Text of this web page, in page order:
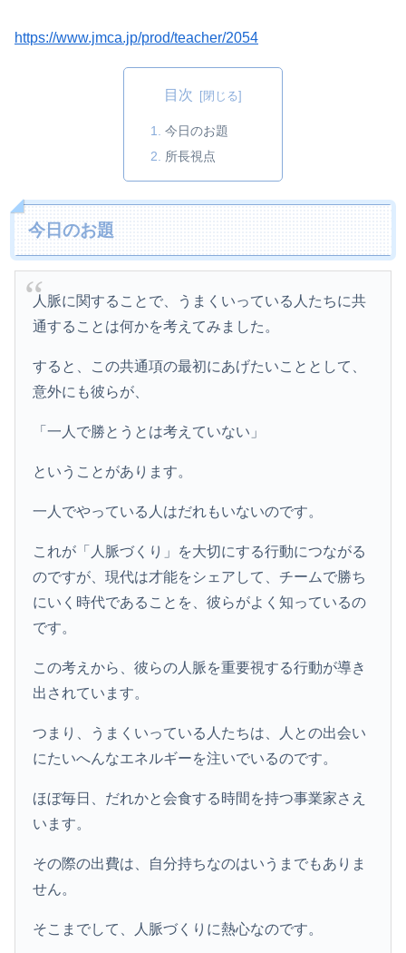
https://www.jmca.jp/prod/teacher/2054
目次
今日のお題
所長視点
今日のお題
人脈に関することで、うまくいっている人たちに共
通することは何かを考えてみました。
すると、この共通項の最初にあげたいこととして、
意外にも彼らが、
「一人で勝とうとは考えていない」
ということがあります。
一人でやっている人はだれもいないのです。
これが「人脈づくり」を大切にする行動につながる
のですが、現代は才能をシェアして、チームで勝ち
にいく時代であることを、彼らがよく知っているの
です。
この考えから、彼らの人脈を重要視する行動が導き
出されています。
つまり、うまくいっている人たちは、人との出会い
にたいへんなエネルギーを注いでいるのです。
ほぼ毎日、だれかと会食する時間を持つ事業家さえ
います。
その際の出費は、自分持ちなのはいうまでもありま
せん。
そこまでして、人脈づくりに熱心なのです。